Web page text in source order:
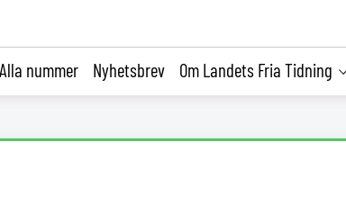
Alla nummer Nyhetsbrev Om Landets Fria Tidning